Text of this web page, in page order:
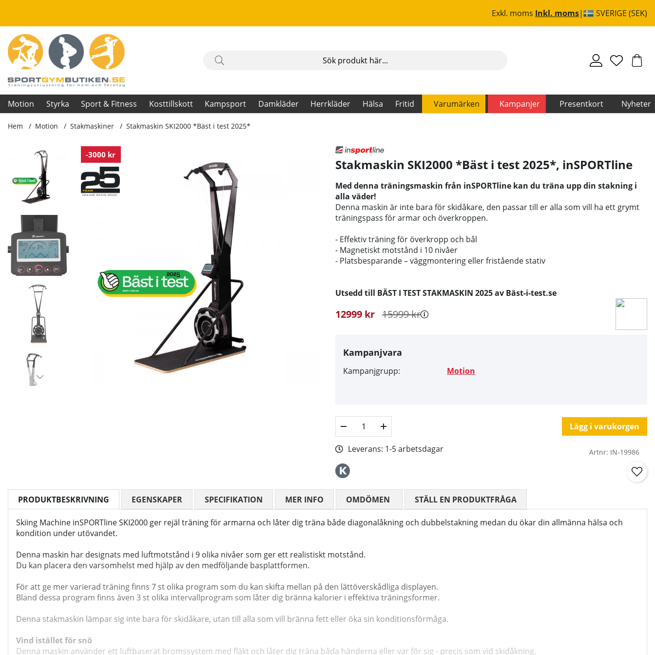
Exkl. moms Inkl. moms SVERIGE (SEK)
Motion Styrka Sport & Fitness Kosttillskott Kampsport Damkläder Herrkläder Hälsa Fritid Varumärken Kampanjer Presentkort Nyheter
Hem Motion Stakmaskiner Stakmaskin SKI2000 *Bäst i test 2025*
-3000 kr
Produktbilder Stakmaskin SKI2000 *Bäst i test 2025*
Stakmaskin SKI2000 *Bäst i test 2025*, inSPORTline
Med denna träningsmaskin från inSPORTline kan du träna upp din stakning i
alla väder!
Denna maskin är inte bara för skidåkare, den passar till er alla som vill ha ett grymt
träningspass för armar och överkroppen.
- Effektiv träning för överkropp och bål
- Magnetiskt motstånd i 10 nivåer
- Platsbesparande – väggmontering eller fristående stativ
Utsedd till BÄST I TEST STAKMASKIN 2025 av Bäst-i-test.se
15999kr
12999 kr
Kampanjvara
Kampanjgrupp: Motion
Lägg i varukorgen
Leverans: 1-5 arbetsdagar Artnr: IN-19986
PRODUKTBESKRIVNING
Skiing Machine inSPORTline SKI2000 ger rejäl träning för armarna och låter dig träna både diagonalåkning och dubbelstakning medan du ökar din allmänna hälsa och
kondition under utövandet.
Denna maskin har designats med luftmotstånd i 9 olika nivåer som ger ett realistiskt motstånd.
Du kan placera den varsomhelst med hjälp av den medföljande basplattformen.
För att ge mer varierad träning finns 7 st olika program som du kan skifta mellan på den lättöverskådliga displayen.
Bland dessa program finns även 3 st olika intervallprogram som låter dig bränna kalorier i effektiva träningsformer.
Denna stakmaskin lämpar sig inte bara för skidåkare, utan till alla som vill bränna fett eller öka sin konditionsförmåga.
Vind istället för snö
Denna maskin använder ett luftbaserat bromssystem med fläkt och låter dig träna båda händerna eller var för sig - precis som vid skidåkning.
EGENSKAPER SPECIFIKATION MER INFO OMDÖMEN MEDELBETYG 5 AV 5 ANTAL BETYG 2
STÄLL EN PRODUKTFRÅGA